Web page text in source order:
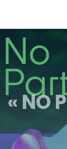
« NO